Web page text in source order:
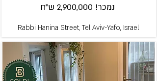
נמכר! 2,900,000 ש"ח
Rabbi Hanina Street, Tel Aviv-Yafo, Israel